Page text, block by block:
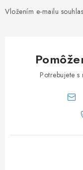
Vložením e-mailu
Potrebujete